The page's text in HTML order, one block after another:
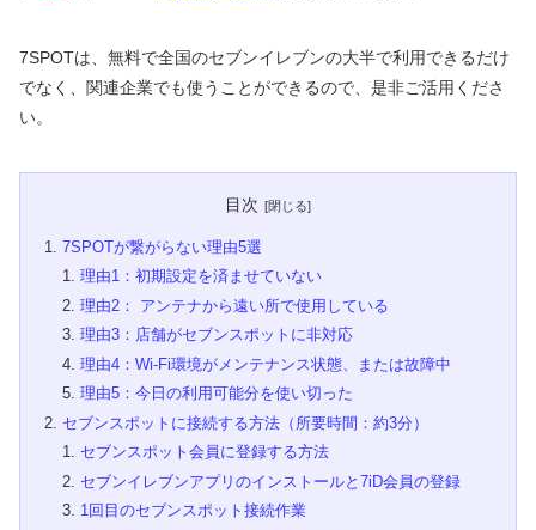
7SPOTは、無料で全国のセブンイレブンの大半で利用できるだけ
でなく、関連企業でも使うことができるので、是非ご活用くださ
い。
目次
7SPOTが繋がらない理由5選
理由1：初期設定を済ませていない
理由2： アンテナから遠い所で使用している
理由3：店舗がセブンスポットに非対応
理由4：Wi-Fi環境がメンテナンス状態、または故障中
理由5：今日の利用可能分を使い切った
セブンスポットに接続する方法（所要時間：約3分）
セブンスポット会員に登録する方法
セブンイレブンアプリのインストールと7iD会員の登録
1回目のセブンスポット接続作業